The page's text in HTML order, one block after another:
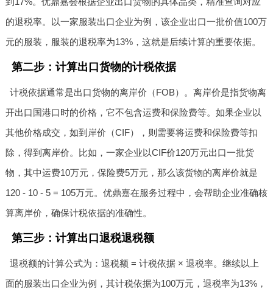
的退税率。以一家服装出口企业为例，该企业出口一批价值100万
元的服装，服装的退税率为13%，这就是后续计算的重要依据。
第二步：计算出口货物的计税依据
计税依据通常是出口货物的离岸价（FOB）。离岸价是指货物离
开出口国港口时的价格，它不包含运费和保险费等。如果企业以
其他价格成交，如到岸价（CIF），则需要将运费和保险费等扣
除，得到离岸价。比如，一家企业以CIF价120万元出口一批货
物，其中运费10万元，保险费5万元，那么该货物的离岸价就是
120 - 10 - 5 = 105万元。优鼎嘉在服务过程中，会帮助企业准确核
算离岸价，确保计税依据的准确性。
第三步：计算出口退税退税额
退税额的计算公式为：退税额 = 计税依据 × 退税率。继续以上
面的服装出口企业为例，其计税依据为100万元，退税率为13%，